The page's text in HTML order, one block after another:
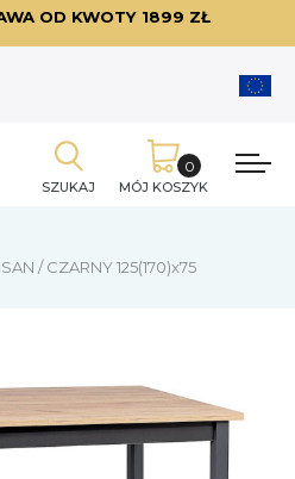
OD KWOTY 1899 ZŁ
SZUKAJ MÓJ KOSZYK
/ CZARNY 125(170)x75